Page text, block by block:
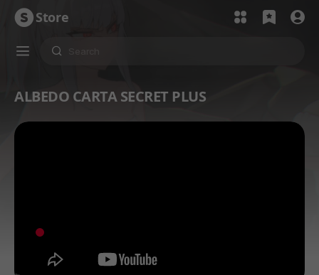
Store
ALBEDO CARTA SECRET PLUS